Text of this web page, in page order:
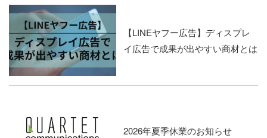
【LINEヤフー広告】ディスプレ
イ広告で成果が出やすい商材とは
2026年夏季休業のお知らせ